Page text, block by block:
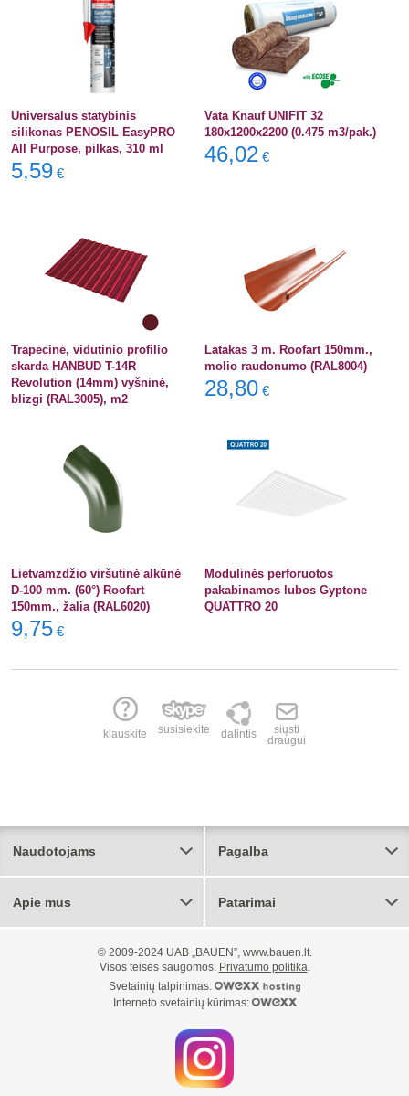
Universalus statybinis
silikonas PENOSIL EasyPRO
All Purpose, pilkas, 310 ml
5,59 €
Vata Knauf UNIFIT 32
180x1200x2200 (0.475 m3/pak.)
46,02 €
Trapecinė, vidutinio profilio
skarda HANBUD T-14R
Revolution (14mm) vyšninė,
blizgi (RAL3005), m2
Latakas 3 m. Roofart 150mm.,
molio raudonumo (RAL8004)
28,80 €
Lietvamzdžio viršutinė alkūnė
D-100 mm. (60°) Roofart
150mm., žalia (RAL6020)
9,75 €
Modulinės perforuotos
pakabinamos lubos Gyptone
QUATTRO 20
klauskite susisiekite dalintis
siųsti
draugui
Naudotojams Pagalba
Apie mus Patarimai
© 2009-2024 UAB „BAUEN”, www.bauen.lt.
Visos teisės saugomos. Privatumo politika.
Svetainių talpinimas:
Interneto svetainių kūrimas: